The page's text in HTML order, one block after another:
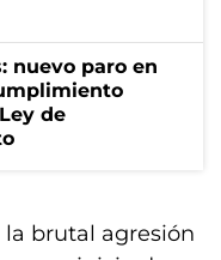
nuevo paro en
de
brutal agresión